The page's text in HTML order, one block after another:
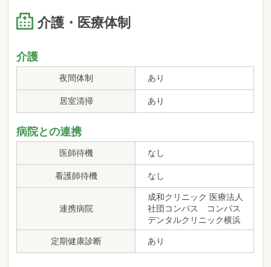
介護・医療体制
介護
夜間体制 あり
居室清掃 あり
病院との連携
医師待機 なし
看護師待機 なし
連携病院
成和クリニック 医療法人
社団コンパス コンパス
デンタルクリニック横浜
定期健康診断 あり